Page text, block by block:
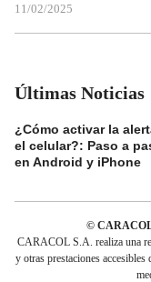
11/02/2025
Últimas Noticias
¿Cómo activar la
el celular?: Paso a
en Android y iPhone
© CARACOL
CARACOL S.A. realiza una
y otras prestaciones accesibles